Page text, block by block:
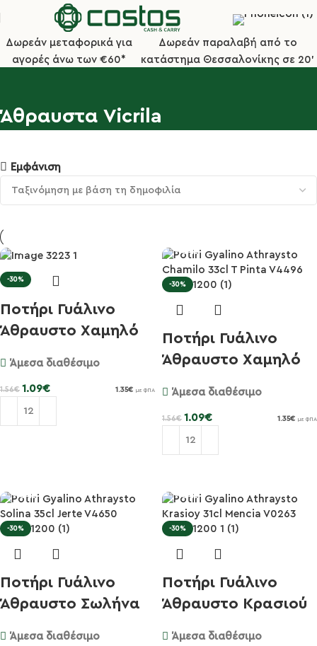
Δωρεάν μεταφορικά για
αγορές άνω των €60*
Δωρεάν παραλαβή από το
κατάστημα Θεσσαλονίκης σε 20'
Άθραυστα Vicrila
Εμφάνιση
-30%
Ποτήρι Γυάλινο
Άθραυστο Χαμηλό
Άμεσα διαθέσιμο
1.56€ 1.09€ 1.35€ με ΦΠΑ
-30%
Ποτήρι Γυάλινο
Άθραυστο Χαμηλό
Άμεσα διαθέσιμο
1.56€ 1.09€ 1.35€ με ΦΠΑ
-30%
Ποτήρι Γυάλινο
Άθραυστο Σωλήνα
Άμεσα διαθέσιμο
-30%
Ποτήρι Γυάλινο
Άθραυστο Κρασιού
Άμεσα διαθέσιμο